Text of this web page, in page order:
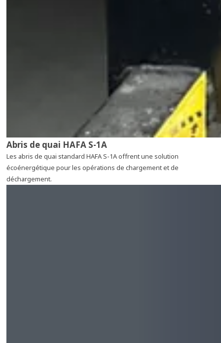
Abris de quai HAFA S-1A
Les abris de quai standard HAFA S-1A offrent une solution
écoénergétique pour les opérations de chargement et de
déchargement.